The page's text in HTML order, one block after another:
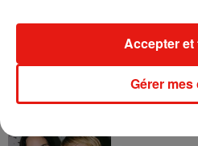
RÜFÜS DU
Gérer
Accepter et